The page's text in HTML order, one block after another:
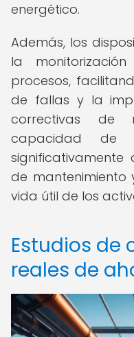
energético.
Además, los
la
procesos,
de fallas y la
correctivas de
capacidad de
de
vida útil de los
Estudios de
reales de